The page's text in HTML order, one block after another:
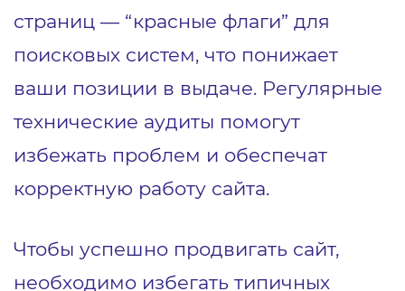
страниц — “красные флаги” для
поисковых систем, что понижает
ваши позиции в выдаче. Регулярные
технические аудиты помогут
избежать проблем и обеспечат
корректную работу сайта.
Чтобы успешно продвигать сайт,
необходимо избегать типичных